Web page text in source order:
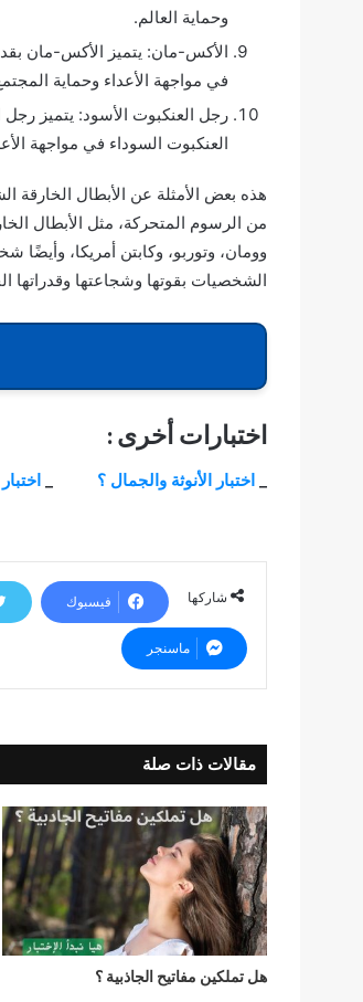
وحماية العالم.
الأكس-مان: يتميز الأكس-مان
في مواجهة الأعداء وحماية
رجل العنكبوت الأسود: يتميز
العنكبوت السوداء في مواجهة
هذه بعض الأمثلة عن الأبطال الخارقة
من الرسوم المتحركة، مثل الأبطال
وومان، وتوربو، وكابتن أمريكا،
الشخصيات بقوتها وشجاعتها وقدراتها
اختبارات أخرى :
اختبار الأنوثة والجمال ؟
شاركها فيسبوك
ماسنجر
مقالات ذات صلة
هل تملكين مفاتيح الجاذبية ؟
نسبة
الرجولة
لديك
اختبار نسبة